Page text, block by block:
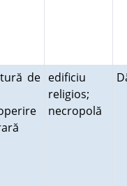
de edificiu
religios;
necropolă